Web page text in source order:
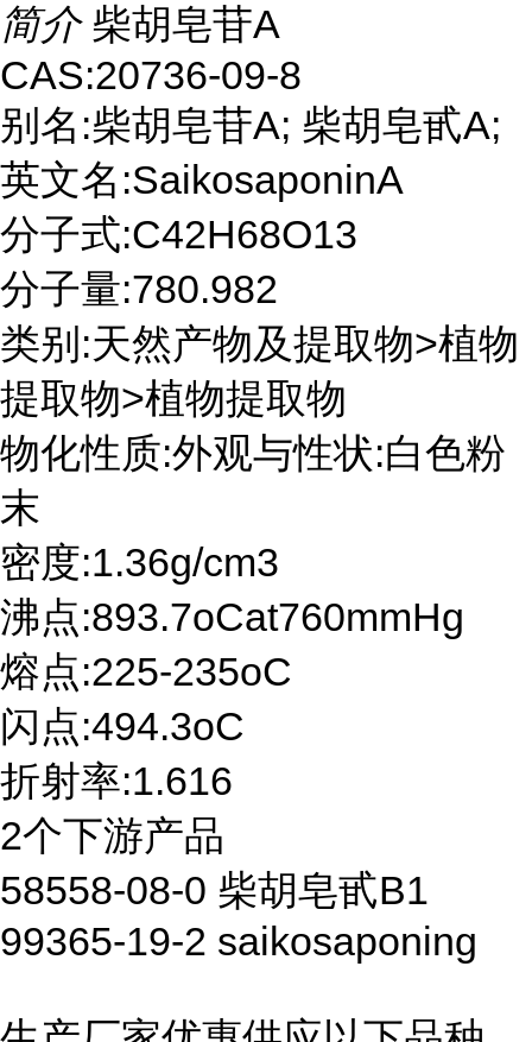
简介 柴胡皂苷A
CAS:20736-09-8
别名:柴胡皂苷A; 柴胡皂甙A;
英文名:SaikosaponinA
分子式:C42H68O13
分子量:780.982
类别:天然产物及提取物>植物
提取物>植物提取物
物化性质:外观与性状:白色粉
末
密度:1.36g/cm3
沸点:893.7oCat760mmHg
熔点:225-235oC
闪点:494.3oC
折射率:1.616
2个下游产品
58558-08-0 柴胡皂甙B1
99365-19-2 saikosaponing